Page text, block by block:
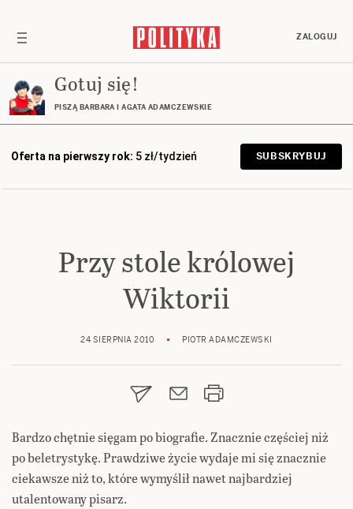
ZALOGUJ
Gotuj się!
PISZĄ BARBARA I AGATA ADAMCZEWSKIE
Oferta na pierwszy rok: 5 zł/tydzień SUBSKRYBUJ
Przy stole królowej
Wiktorii
24 SIERPNIA 2010 PIOTR ADAMCZEWSKI
Bardzo chętnie sięgam po biografie. Znacznie częściej niż
po beletrystykę. Prawdziwe życie wydaje mi się znacznie
ciekawsze niż to, które wymyślił nawet najbardziej
utalentowany pisarz.